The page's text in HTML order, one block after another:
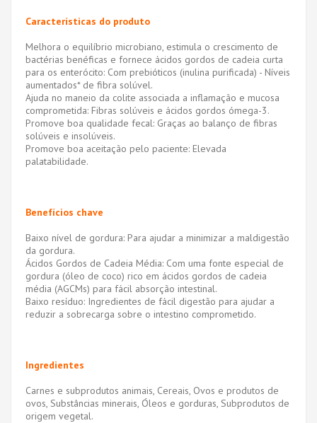
Características do produto
Melhora o equilíbrio microbiano, estimula o crescimento de
bactérias benéficas e fornece ácidos gordos de cadeia curta
para os enterócito: Com prebióticos (inulina purificada) - Níveis
aumentados* de fibra solúvel.
Ajuda no maneio da colite associada a inflamação e mucosa
comprometida: Fibras solúveis e ácidos gordos ómega-3.
Promove boa qualidade fecal: Graças ao balanço de fibras
solúveis e insolúveis.
Promove boa aceitação pelo paciente: Elevada
palatabilidade.
Benefícios chave
Baixo nível de gordura: Para ajudar a minimizar a maldigestão
da gordura.
Ácidos Gordos de Cadeia Média: Com uma fonte especial de
gordura (óleo de coco) rico em ácidos gordos de cadeia
média (AGCMs) para fácil absorção intestinal.
Baixo resíduo: Ingredientes de fácil digestão para ajudar a
reduzir a sobrecarga sobre o intestino comprometido.
Ingredientes
Carnes e subprodutos animais, Cereais, Ovos e produtos de
ovos, Substâncias minerais, Óleos e gorduras, Subprodutos de
origem vegetal.